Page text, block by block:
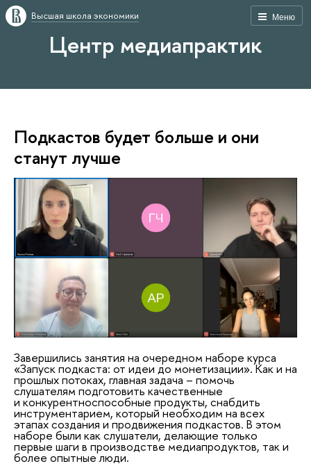
Меню
Высшая школа экономики
Центр медиапрактик
Подкастов будет больше и они
станут лучше
Завершились занятия на очередном наборе курса
«Запуск подкаста: от идеи до монетизации». Как и на
прошлых потоках, главная задача – помочь
слушателям подготовить качественные
и конкурентноспособные продукты, снабдить
инструментарием, который необходим на всех
этапах создания и продвижения подкастов. В этом
наборе были как слушатели, делающие только
первые шаги в производстве медиапродуктов, так и
более опытные люди.